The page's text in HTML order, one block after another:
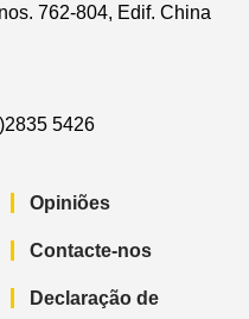
762-804, Edif. China
5426
Opiniões
Contacte-nos
Declaração de